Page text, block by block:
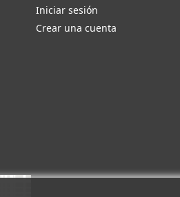
Iniciar sesión
Crear una cuenta